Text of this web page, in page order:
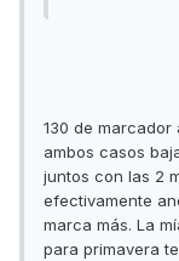
130 de marcador
ambos casos
juntos con las 2
efectivamente
marca más. La
para primavera